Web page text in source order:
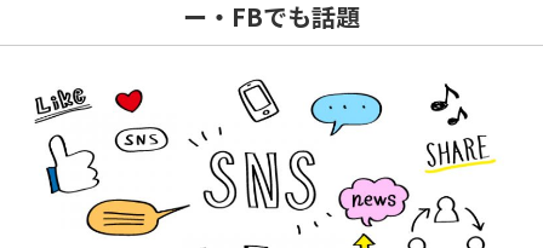
ー・FBでも話題